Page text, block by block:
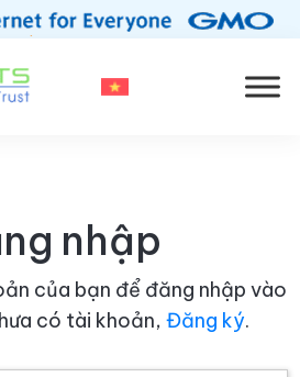
được GlobalSign vinh danh “Top Sales
vực APAC
nhập
của bạn để đăng nhập vào
có tài khoản, Đăng ký.